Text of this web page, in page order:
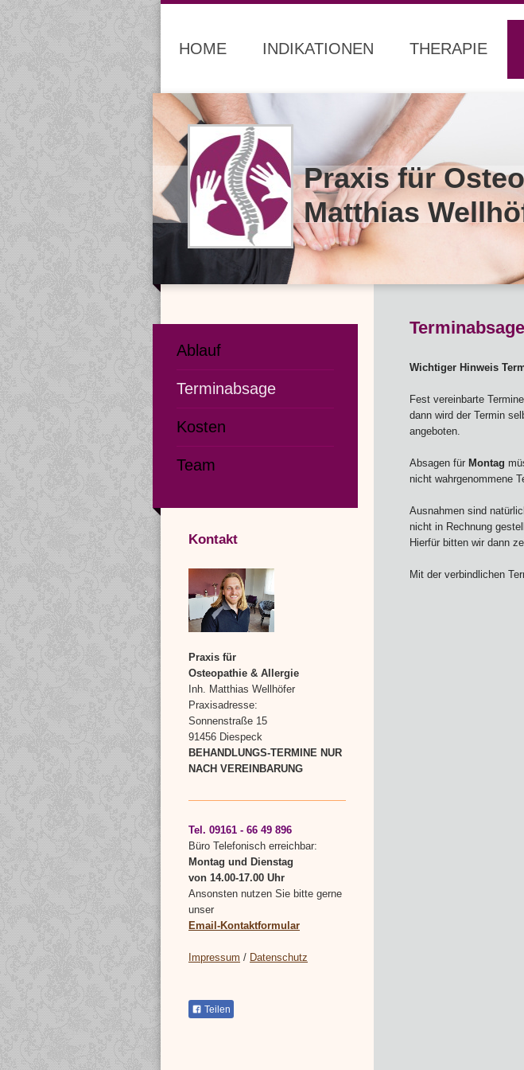
HOME INDIKATIONEN THERAPIE
Praxis für
Matthias
Terminabsage
Wichtiger Hinweis
Fest vereinbarte
dann wird der Termin
angeboten.
Absagen für Montag
nicht wahrgenommene
Ausnahmen sind
nicht in Rechnung
Hierfür bitten wir dann
Mit der verbindlichen
Ablauf
Terminabsage
Kosten
Team
Kontakt
Praxis für
Osteopathie & Allergie
Inh. Matthias Wellhöfer
Praxisadresse:
Sonnenstraße 15
91456 Diespeck
BEHANDLUNGS-TERMINE NUR
NACH VEREINBARUNG
Tel. 09161 - 66 49 896
Büro Telefonisch erreichbar:
Montag und Dienstag
von 14.00-17.00 Uhr
Ansonsten nutzen Sie bitte gerne
unser
Email-Kontaktformular
Impressum / Datenschutz
Teilen